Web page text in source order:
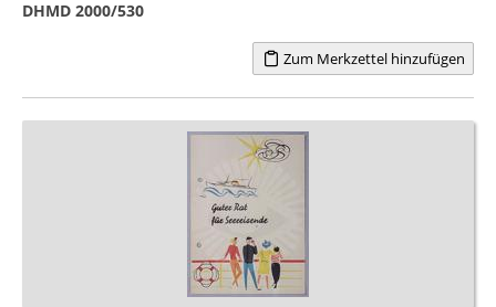
DHMD 2000/530
Zum Merkzettel hinzufügen